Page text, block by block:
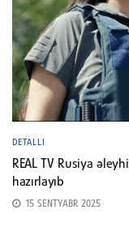
DETALLI
REAL TV Rusiya
hazırlayıb
15 SENTYABR 2025